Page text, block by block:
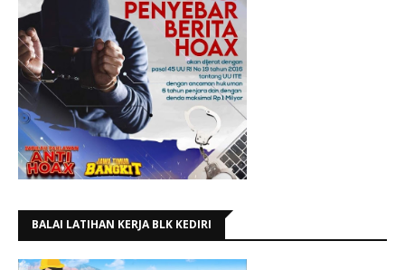
BALAI LATIHAN KERJA BLK KEDIRI